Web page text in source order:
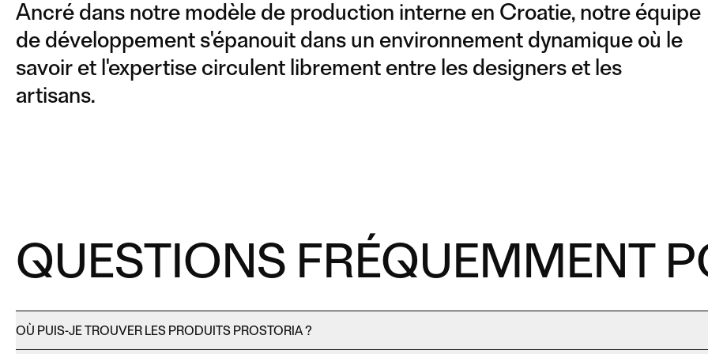
Ancré dans notre modèle de production interne en Croatie, notre équipe
de développement s'épanouit dans un environnement dynamique où le
savoir et l'expertise circulent librement entre les designers et les
artisans.
QUESTIONS FRÉQUEMMENT
OÙ PUIS-JE TROUVER LES PRODUITS PROSTORIA ?